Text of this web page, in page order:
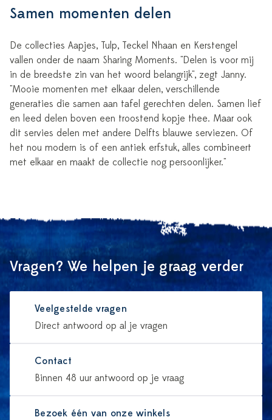
Samen momenten delen
De collecties Aapjes, Tulp, Teckel Nhaan en Kerstengel
vallen onder de naam Sharing Moments. "Delen is voor mij
in de breedste zin van het woord belangrijk", zegt Janny.
"Mooie momenten met elkaar delen, verschillende
generaties die samen aan tafel gerechten delen. Samen lief
en leed delen boven een troostend kopje thee. Maar ook
dit servies delen met andere Delfts blauwe serviezen. Of
het nou modern is of een antiek erfstuk, alles combineert
met elkaar en maakt de collectie nog persoonlijker."
Vragen? We helpen je graag verder
Veelgestelde vragen
Direct antwoord op al je vragen
Contact
Binnen 48 uur antwoord op je vraag
Bezoek één van onze winkels